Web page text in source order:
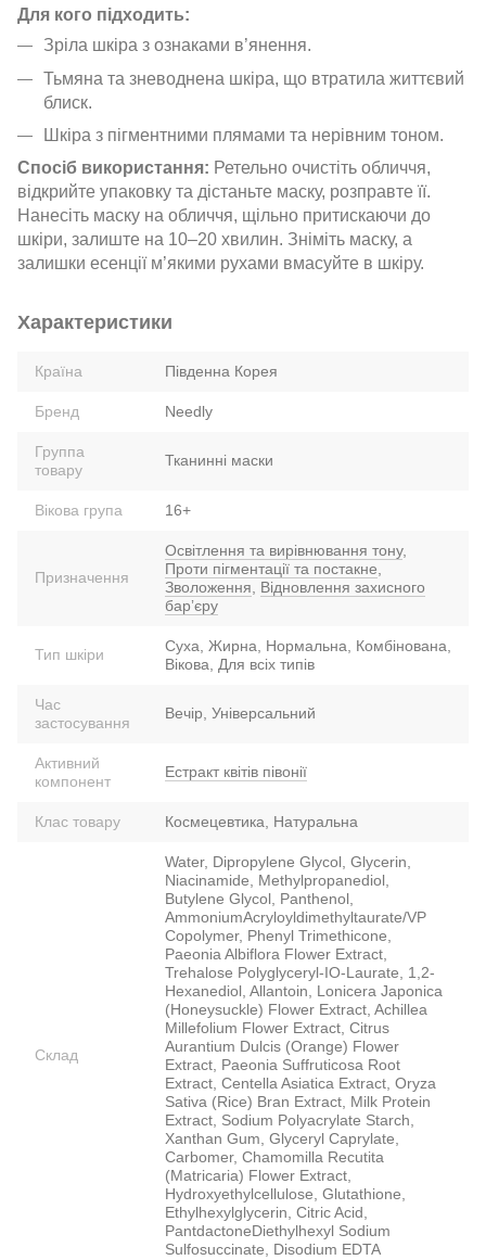
Для кого підходить:
Зріла шкіра з ознаками в’янення.
Тьмяна та зневоднена шкіра, що втратила життєвий
блиск.
Шкіра з пігментними плямами та нерівним тоном.
Спосіб використання: Ретельно очистіть обличчя,
відкрийте упаковку та дістаньте маску, розправте її.
Нанесіть маску на обличчя, щільно притискаючи до
шкіри, залиште на 10–20 хвилин. Зніміть маску, а
залишки есенції м’якими рухами вмасуйте в шкіру.
Характеристики
Країна Південна Корея
Бренд Needly
Группа
товару
Тканинні маски
Вікова група 16+
Призначення
Освітлення та вирівнювання тону,
Проти пігментації та постакне,
Зволоження, Відновлення захисного
барʼєру
Тип шкіри
Суха, Жирна, Нормальна, Комбінована,
Вікова, Для всіх типів
Час
застосування
Вечір, Універсальний
Активний
компонент
Естракт квітів півонії
Клас товару Космецевтика, Натуральна
Склад
Water, Dipropylene Glycol, Glycerin,
Niacinamide, Methylpropanediol,
Butylene Glycol, Panthenol,
AmmoniumAcryloyldimethyltaurate/VP
Copolymer, Phenyl Trimethicone,
Paeonia Albiflora Flower Extract,
Trehalose Polyglyceryl-IO-Laurate, 1,2-
Hexanediol, Allantoin, Lonicera Japonica
(Honeysuckle) Flower Extract, Achillea
Millefolium Flower Extract, Citrus
Aurantium Dulcis (Orange) Flower
Extract, Paeonia Suffruticosa Root
Extract, Centella Asiatica Extract, Oryza
Sativa (Rice) Bran Extract, Milk Protein
Extract, Sodium Polyacrylate Starch,
Xanthan Gum, Glyceryl Caprylate,
Carbomer, Chamomilla Recutita
(Matricaria) Flower Extract,
Hydroxyethylcellulose, Glutathione,
Ethylhexylglycerin, Citric Acid,
PantdactoneDiethylhexyl Sodium
Sulfosuccinate, Disodium EDTA